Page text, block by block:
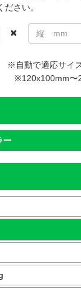
ださい。
※自動で適応サイ
※120x100mm〜
ー